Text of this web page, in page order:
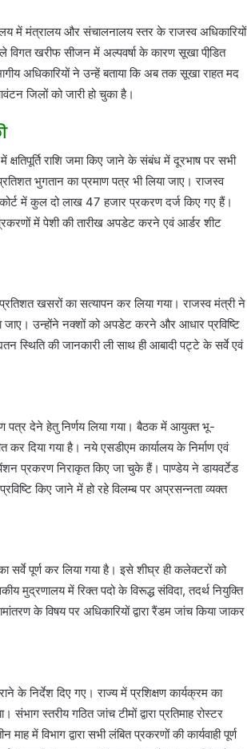
में मंत्रालय और संचालनालय स्तर के राजस्व अधिकारियों
विगत खरीफ सीजन में अल्पवर्षा के कारण सूखा पीडि़त
अधिकारियों ने उन्हें बताया कि अब तक सूखा राहत मद
जिलों को जारी हो चुका है।
राशि जमा किए जाने के संबंध में दूरभाष पर सभी
भुगतान का प्रमाण पत्र भी लिया जाए। राजस्व
कोर्ट में कुल दो लाख 47 हजार प्रकरण दर्ज किए गए हैं।
में पेशी की तारीख अपडेट करने एवं आर्डर शीट
प्रतिशत खसरों का सत्यापन कर लिया गया। राजस्व मंत्री ने
जाए। उन्होंने नक्शों को अपडेट करने और आधार प्रविष्टि
स्थिति की जानकारी ली साथ ही आबादी पट्टे के सर्वे एवं
पत्र देने हेतु निर्णय लिया गया। बैठक में आयुक्त भू-
कर दिया गया है। नये एसडीएम कार्यालय के निर्माण एवं
प्रकरण निराकृत किए जा चुके हैं। पाण्डेय ने डायवर्टेड
किए जाने में हो रहे विलम्ब पर अप्रसन्नता व्यक्त
सर्वे पूर्ण कर लिया गया है। इसे शीघ्र ही कलेक्टरों को
मुद्रणालय में रिक्त पदो के विरूद्ध संविदा, तदर्थ नियुक्ति
के विषय पर अधिकारियों द्वारा रैंडम जांच किया जाकर
निर्देश दिए गए। राज्य में प्रशिक्षण कार्यक्रम का
स्तरीय गठित जांच टीमों द्वारा प्रतिमाह रोस्टर
में विभाग द्वारा सभी लंबित प्रकरणों की कार्यवाही पूर्ण